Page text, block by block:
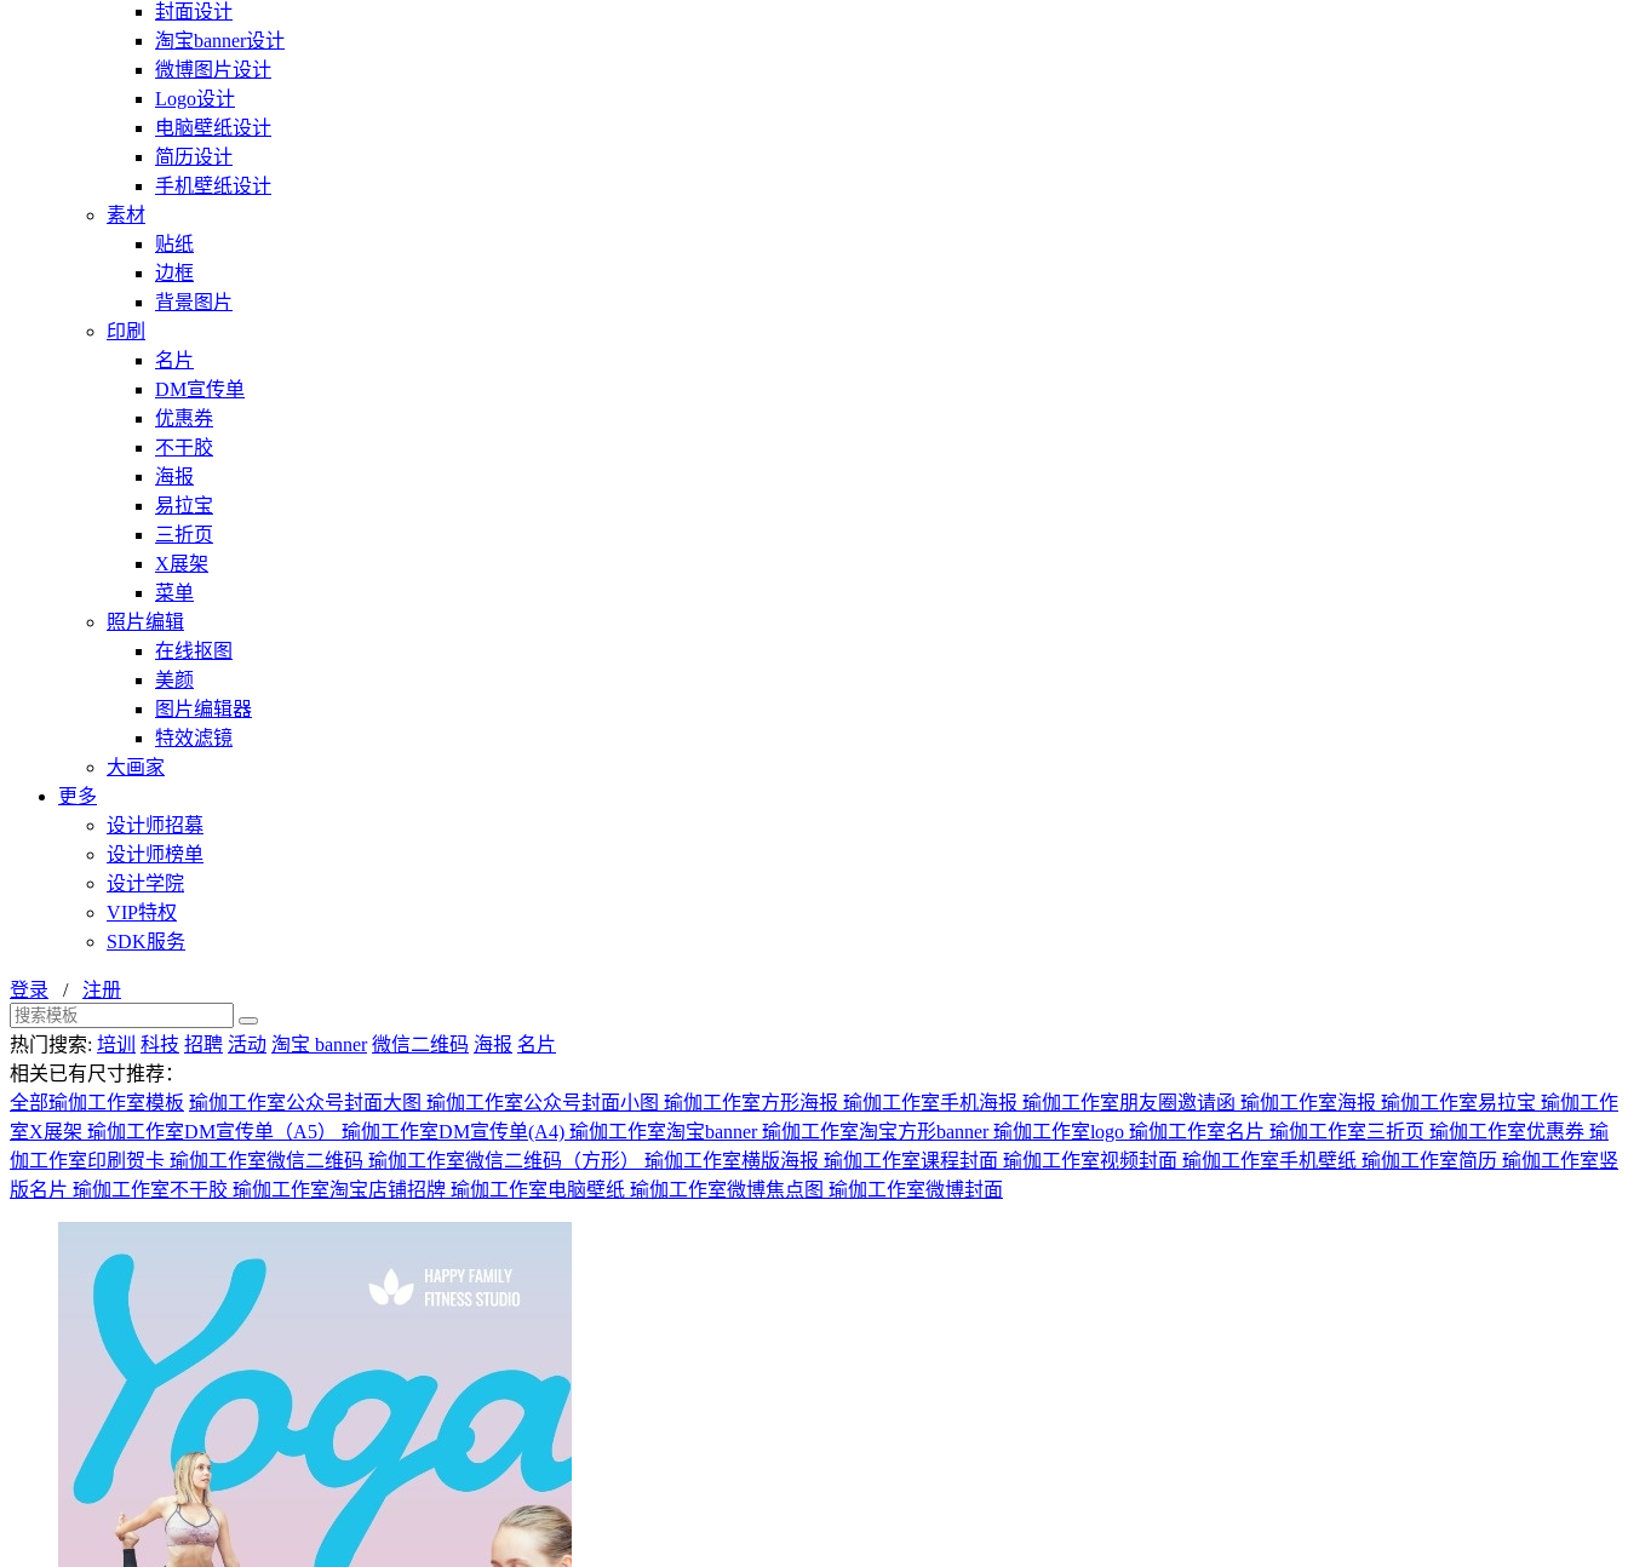
封面设计
淘宝banner设计
微博图片设计
Logo设计
电脑壁纸设计
简历设计
手机壁纸设计
素材
贴纸
边框
背景图片
印刷
名片
DM宣传单
优惠券
不干胶
海报
易拉宝
三折页
X展架
菜单
照片编辑
在线抠图
美颜
图片编辑器
特效滤镜
大画家
更多
设计师招募
设计师榜单
设计学院
VIP特权
SDK服务
登录 / 注册
热门搜索: 培训 科技 招聘 活动 淘宝 banner 微信二维码 海报 名片
相关已有尺寸推荐：
全部瑜伽工作室模板 瑜伽工作室公众号封面大图 瑜伽工作室公众号封面小图 瑜伽工作室方形海报 瑜伽工作室手机海报 瑜伽工作室朋友圈邀请函 瑜伽工作室海报 瑜伽工作室易拉宝 瑜伽工作
室X展架 瑜伽工作室DM宣传单（A5） 瑜伽工作室DM宣传单(A4) 瑜伽工作室淘宝banner瑜伽工作室淘宝方形banner瑜伽工作室logo 瑜伽工作室名片 瑜伽工作室三折页 瑜伽工作室优惠券 瑜
伽工作室印刷贺卡 瑜伽工作室微信二维码 瑜伽工作室微信二维码（方形） 瑜伽工作室横版海报 瑜伽工作室课程封面 瑜伽工作室视频封面 瑜伽工作室手机壁纸 瑜伽工作室简历 瑜伽工作室竖
版名片 瑜伽工作室不干胶 瑜伽工作室淘宝店铺招牌 瑜伽工作室电脑壁纸 瑜伽工作室微博焦点图 瑜伽工作室微博封面